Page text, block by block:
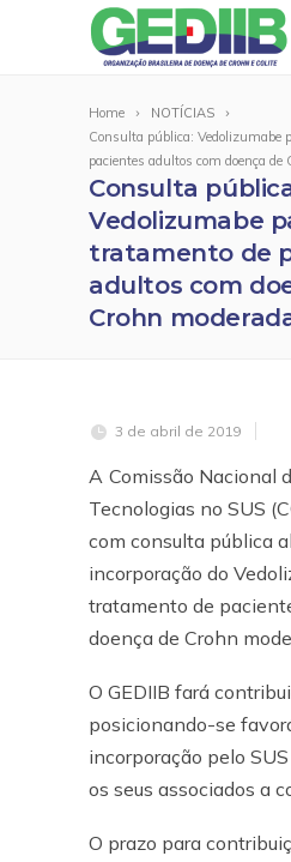
Home
NOTÍCIAS
Consulta pública: Vedolizumabe
pacientes adultos com doença de
Consulta
Vedolizumabe
tratamento de
adultos com
Crohn
3 de abril de 2019
A Comissão Nacional
Tecnologias no SUS
com consulta pública
incorporação do
tratamento de
doença de Crohn
O GEDIIB fará
posicionando-se
incorporação pelo
os seus associados a
O prazo para